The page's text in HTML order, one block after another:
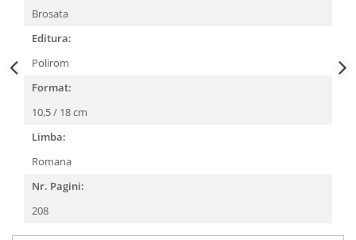
Brosata
Editura:
Polirom
Format:
10,5 / 18 cm
Limba:
Romana
Nr. Pagini:
208